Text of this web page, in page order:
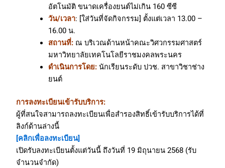
อัตโนมัติ ขนาดเครื่องยนต์ไม่เกิน 160 ซีซี
วัน/เวลา: [ใส่วันที่จัดกิจกรรม] ตั้งแต่เวลา 13.00 –
16.00 น.
สถานที่: ณ บริเวณด้านหน้าคณะวิศวกรรมศาสตร์
มหาวิทยาลัยเทคโนโลยีราชมงคลพระนคร
ดำเนินการโดย: นักเรียนระดับ ปวช. สาขาวิชาช่าง
ยนต์
การลงทะเบียนเข้ารับบริการ:
ผู้ที่สนใจสามารถลงทะเบียนเพื่อสำรองสิทธิ์เข้ารับบริการได้ที่
ลิงก์ด้านล่างนี้
[คลิกเพื่อลงทะเบียน]
เปิดรับลงทะเบียนตั้งแต่วันนี้ ถึงวันที่ 19 มิถุนายน 2568 (รับ
จำนวนจำกัด)